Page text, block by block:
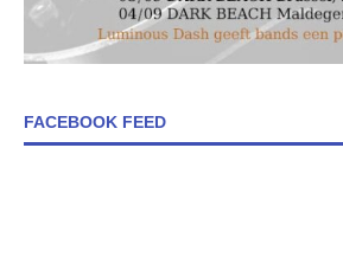
FACEBOOK FEED